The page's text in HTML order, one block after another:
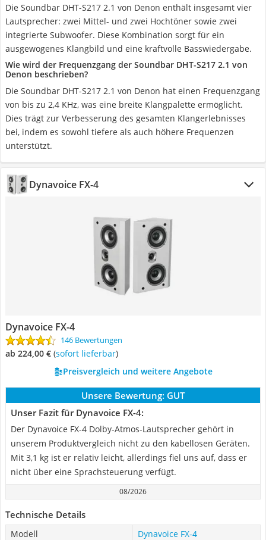
Die Soundbar DHT-S217 2.1 von Denon enthält insgesamt vier
Lautsprecher: zwei Mittel- und zwei Hochtöner sowie zwei
integrierte Subwoofer. Diese Kombination sorgt für ein
ausgewogenes Klangbild und eine kraftvolle Basswiedergabe.
Wie wird der Frequenzgang der Soundbar DHT-S217 2.1 von
Denon beschrieben?
Die Soundbar DHT-S217 2.1 von Denon hat einen Frequenzgang
von bis zu 2,4 KHz, was eine breite Klangpalette ermöglicht.
Dies trägt zur Verbesserung des gesamten Klangerlebnisses
bei, indem es sowohl tiefere als auch höhere Frequenzen
unterstützt.
Dynavoice FX-4
Dynavoice FX-4
146 Bewertungen
ab 224,00 € ( Sofort lieferbar)
Preisvergleich und weitere Angebote
Unsere Bewertung: GUT
Unser Fazit für Dynavoice FX-4:
Der Dynavoice FX-4 Dolby-Atmos-Lautsprecher gehört in
unserem Produktvergleich nicht zu den kabellosen Geräten.
Mit 3,1 kg ist er relativ leicht, allerdings fiel uns auf, dass er
nicht über eine Sprachsteuerung verfügt.
08/2026
Technische Details
Modell
Dynavoice FX-4